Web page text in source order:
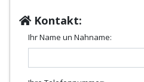
Kontakt:
Ihr Name un Nahname: